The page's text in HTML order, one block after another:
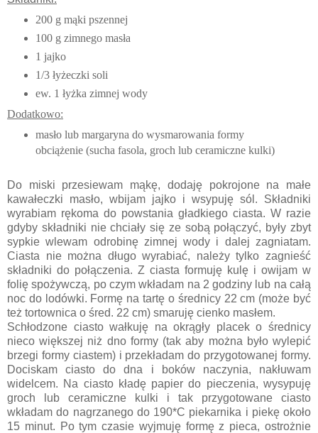
200 g mąki pszennej
100 g zimnego masła
1 jajko
1/3 łyżeczki soli
ew. 1 łyżka zimnej wody
Dodatkowo:
masło lub margaryna do wysmarowania formy
obciążenie (sucha fasola, groch lub ceramiczne kulki)
Do miski przesiewam mąkę, dodaję pokrojone na małe
kawałeczki masło, wbijam jajko i wsypuję sól. Składniki
wyrabiam rękoma do powstania gładkiego ciasta. W razie
gdyby składniki nie chciały się ze sobą połączyć, były zbyt
sypkie wlewam odrobinę zimnej wody i dalej zagniatam.
Ciasta nie można długo wyrabiać, należy tylko zagnieść
składniki do połączenia. Z ciasta formuję kulę i owijam w
folię spożywczą, po czym wkładam na 2 godziny lub na całą
noc do lodówki. Formę na tartę o średnicy 22 cm (może być
też tortownica o śred. 22 cm) smaruję cienko masłem.
Schłodzone ciasto wałkuję na okrągły placek o średnicy
nieco większej niż dno formy (tak aby można było wylepić
brzegi formy ciastem) i przekładam do przygotowanej formy.
Dociskam ciasto do dna i boków naczynia, nakłuwam
widelcem. Na ciasto kładę papier do pieczenia, wysypuję
groch lub ceramiczne kulki i tak przygotowane ciasto
wkładam do nagrzanego do 190*C piekarnika i piekę około
15 minut. Po tym czasie wyjmuję formę z pieca, ostrożnie